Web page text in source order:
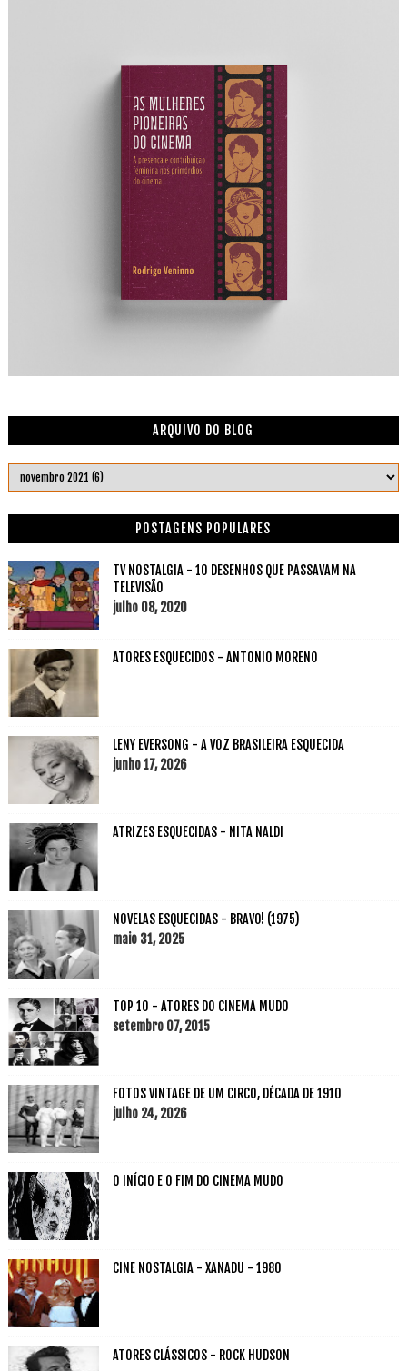
ARQUIVO DO BLOG
POSTAGENS POPULARES
TV NOSTALGIA - 10 DESENHOS QUE PASSAVAM NA
TELEVISÃO
julho 08, 2020
ATORES ESQUECIDOS - ANTONIO MORENO
LENY EVERSONG - A VOZ BRASILEIRA ESQUECIDA
junho 17, 2026
ATRIZES ESQUECIDAS - NITA NALDI
NOVELAS ESQUECIDAS - BRAVO! (1975)
maio 31, 2025
TOP 10 - ATORES DO CINEMA MUDO
setembro 07, 2015
FOTOS VINTAGE DE UM CIRCO, DÉCADA DE 1910
julho 24, 2026
O INÍCIO E O FIM DO CINEMA MUDO
CINE NOSTALGIA - XANADU - 1980
ATORES CLÁSSICOS - ROCK HUDSON